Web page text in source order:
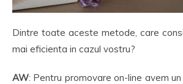
Dintre toate aceste metode, care
mai eficienta in cazul vostru?
AW: Pentru promovare on-line avem